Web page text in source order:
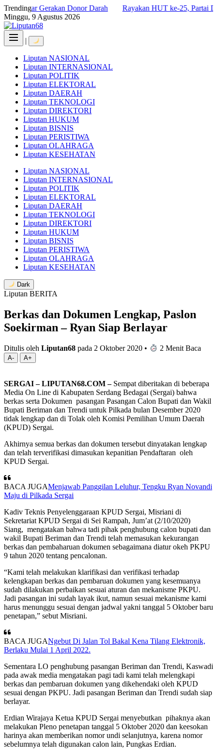
Skip
to
content
Trending
Gerakan Donor Darah
Rayakan HUT ke-25, Partai
Minggu, 9 Agustus 2026
|
Liputan NASIONAL
Liputan INTERNASIONAL
Liputan POLITIK
Liputan ELEKTORAL
Liputan DAERAH
Liputan TEKNOLOGI
Liputan DIREKTORI
Liputan HUKUM
Liputan BISNIS
Liputan PERISTIWA
Liputan OLAHRAGA
Liputan KESEHATAN
Liputan NASIONAL
Liputan INTERNASIONAL
Liputan POLITIK
Liputan ELEKTORAL
Liputan DAERAH
Liputan TEKNOLOGI
Liputan DIREKTORI
Liputan HUKUM
Liputan BISNIS
Liputan PERISTIWA
Liputan OLAHRAGA
Liputan KESEHATAN
Dark
Liputan BERITA
Berkas dan Dokumen Lengkap, Paslon
Soekirman – Ryan Siap Berlayar
Ditulis oleh Liputan68 pada 2 Oktober 2020 • 2 Menit Baca
A- A+
SERGAI – LIPUTAN68.COM – Sempat diberitakan di beberapa
Media On Line di Kabupaten Serdang Bedagai (Sergai) bahwa
berkas serta Dokumen pasangan Pasangan Calon Bupati dan Wakil
Bupati Beriman dan Trendi untuk Pilkada bulan Desember 2020
tidak lengkap dan di Tolak oleh Komisi Pemilihan Umum Daerah
(KPUD) Sergai.
Akhirnya semua berkas dan dokumen tersebut dinyatakan lengkap
dan telah terverifikasi dimasukan kepanitian Pendaftaran oleh
KPUD Sergai.
BACA JUGAMenjawab Panggilan Leluhur, Tengku Ryan Novandi
Maju di Pilkada Sergai
Kadiv Teknis Penyelenggaraan KPUD Sergai, Misriani di
Sekretariat KPUD Sergai di Sei Rampah, Jum’at (2/10/2020)
Siang, mengatakan bahwa tadi pihak penghubung calon bupati dan
wakil Bupati Beriman dan Trendi telah memasukan kekurangan
berkas dan pembaharuan dokumen sebagaimana diatur okeh PKPU
9 tahun 2020 tentang pencalonan.
“Kami telah melakukan klarifikasi dan verifikasi terhadap
kelengkapan berkas dan pembaruan dokumen yang kesemuanya
sudah dilakukan perbaikan sesuai aturan dan mekanisme PKPU.
Jadi pasangan ini sudah layak ikut, namun sesuai mekanisme kami
harus menunggu sesuai dengan jadwal yakni tanggal 5 Oktober baru
penetapan,” sebut Misriani.
BACA JUGANgebut Di Jalan Tol Bakal Kena Tilang Elektronik,
Berlaku Mulai 1 April 2022.
Sementara LO penghubung pasangan Beriman dan Trendi, Kaswadi
pada awak media mengatakan pagi tadi kami telah melengkapi
berkas dan pembaruan dokumen yang dikehendaki oleh KPUD
sesuai dengan PKPU. Jadi pasangan Beriman dan Trendi sudah siap
berlayar.
Erdian Wirajaya Ketua KPUD Sergai menyebutkan pihaknya akan
melakukan Pleno penetapan tanggal 5 Oktober 2020 dan keesokan
harinya akan memberikan nomor undi selanjutnya, karena nomor
sebelumnya telah digunakan calon lain, Pungkas Erdian.